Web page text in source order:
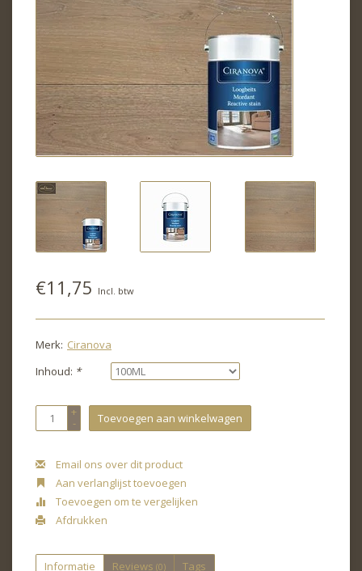
€11,75 Incl. btw
Merk: Ciranova
Inhoud: *
+
- Toevoegen aan winkelwagen
Email ons over dit product
Aan verlanglijst toevoegen
Toevoegen om te vergelijken
Afdrukken
Informatie Reviews (0) Tags